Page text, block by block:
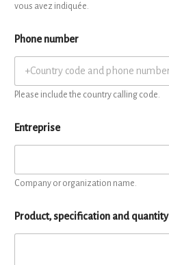
vous avez indiquée.
Phone number
Please include the country calling code.
Entreprise
Company or organization name.
Product, specification and quantity